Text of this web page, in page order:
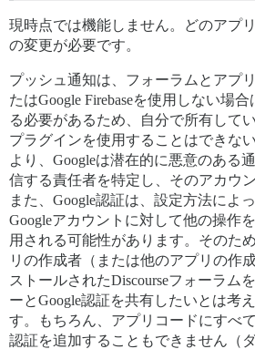
現時点では機能しません。どのアプ
の変更が必要です。
プッシュ通知は、フォーラムとアプ
たはGoogle Firebaseを使用しない場
る必要があるため、自分で所有して
プラグインを使用することはできな
より、Googleは潜在的に悪意のある
信する責任者を特定し、そのアカウ
また、Google認証は、設定方法によ
Googleアカウントに対して他の操作
用される可能性があります。そのた
リの作成者（または他のアプリの作
ストールされたDiscourseフォーラム
ーとGoogle認証を共有したいとは考
す。もちろん、アプリコードにすべ
認証を追加することもできません（